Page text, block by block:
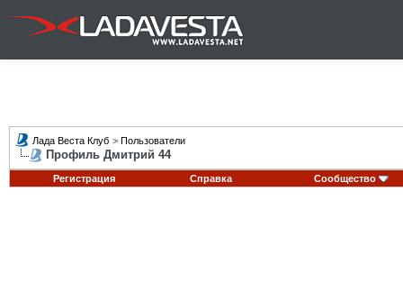
Лада Веста Клуб > Пользователи
Профиль Дмитрий 44
Регистрация Справка Сообщество